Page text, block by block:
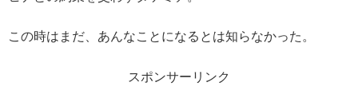
この時はまだ、あんなことになるとは知らなかった。
スポンサーリンク